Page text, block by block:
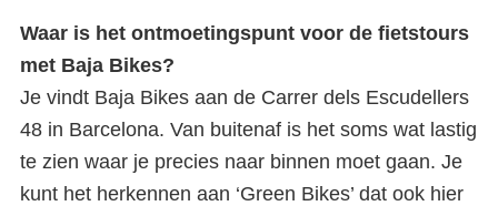
Waar is het ontmoetingspunt voor de fietstours
met Baja Bikes?
Je vindt Baja Bikes aan de Carrer dels Escudellers
48 in Barcelona. Van buitenaf is het soms wat lastig
te zien waar je precies naar binnen moet gaan. Je
kunt het herkennen aan ‘Green Bikes’ dat ook hier